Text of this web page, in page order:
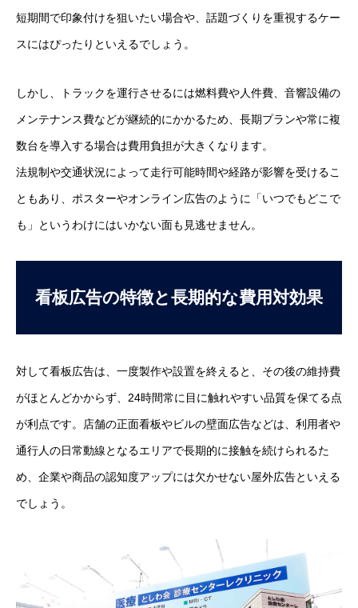
短期間で印象付けを狙いたい場合や、話題づくりを重視するケー
スにはぴったりといえるでしょう。
しかし、トラックを運行させるには燃料費や人件費、音響設備の
メンテナンス費などが継続的にかかるため、長期プランや常に複
数台を導入する場合は費用負担が大きくなります。
法規制や交通状況によって走行可能時間や経路が影響を受けるこ
ともあり、ポスターやオンライン広告のように「いつでもどこで
も」というわけにはいかない面も見逃せません。
看板広告の特徴と長期的な費用対効果
対して看板広告は、一度製作や設置を終えると、その後の維持費
がほとんどかからず、24時間常に目に触れやすい品質を保てる点
が利点です。店舗の正面看板やビルの壁面広告などは、利用者や
通行人の日常動線となるエリアで長期的に接触を続けられるた
め、企業や商品の認知度アップには欠かせない屋外広告といえる
でしょう。